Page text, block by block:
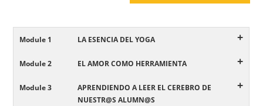
Module 1 LA ESENCIA DEL YOGA +
Module 2 EL AMOR COMO HERRAMIENTA +
Module 3
APRENDIENDO A LEER EL CEREBRO DE
NUESTR@S ALUMN@S
+